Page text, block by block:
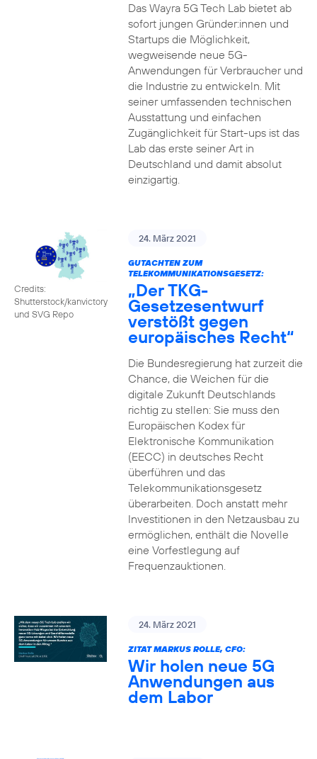
Das Wayra 5G Tech Lab bietet ab
sofort jungen Gründer:innen und
Startups die Möglichkeit,
wegweisende neue 5G-
Anwendungen für Verbraucher und
die Industrie zu entwickeln. Mit
seiner umfassenden technischen
Ausstattung und einfachen
Zugänglichkeit für Start-ups ist das
Lab das erste seiner Art in
Deutschland und damit absolut
einzigartig.
Credits:
Shutterstock/kanvictory
und SVG Repo
24. März 2021
GUTACHTEN ZUM
TELEKOMMUNIKATIONSGESETZ:
„Der TKG-
Gesetzesentwurf
verstößt gegen
europäisches Recht“
Die Bundesregierung hat zurzeit die
Chance, die Weichen für die
digitale Zukunft Deutschlands
richtig zu stellen: Sie muss den
Europäischen Kodex für
Elektronische Kommunikation
(EECC) in deutsches Recht
überführen und das
Telekommunikationsgesetz
überarbeiten. Doch anstatt mehr
Investitionen in den Netzausbau zu
ermöglichen, enthält die Novelle
eine Vorfestlegung auf
Frequenzauktionen.
24. März 2021
ZITAT MARKUS ROLLE, CFO:
Wir holen neue 5G
Anwendungen aus
dem Labor